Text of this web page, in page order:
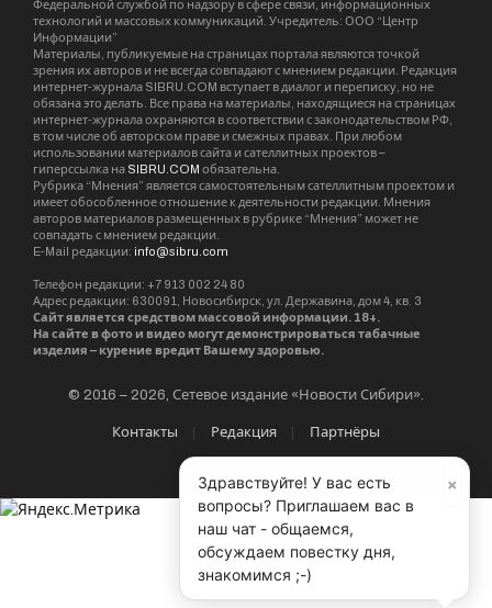
За право называться культурной столицей
также боролись Новосибирск, Вологда, Калуга,
Рязань, Сочи, Ставрополь, Ульяновск.
В номинации “Народное голосование” победил
город Новосибирск. Специальные дипломы в
номинации “Восходящая звезда” вручили
городам Архангельск и Владикавказ, в
номинации “Успешный дебют” – городам
Гатчина, Ижевск и Липецк, в номинации
“Преемственность и целеустремленность” –
Нальчику и Сыктывкару. Также были вручены
дипломы городам Донецк и Луганск в
« Наша культурная среда — это открытая
лаборатория. В Новосибирске искусство и
наука, технологии и культура ведут
постоянный спор и диалог, формируя
×
Здравствуйте! У вас есть
вопросы? Приглашаем вас в
наш чат - общаемся,
обсуждаем повестку дня,
знакомимся ;-)